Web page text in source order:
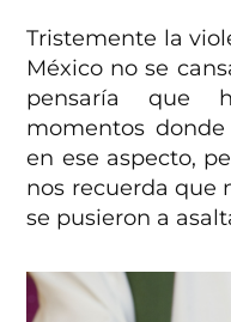
Tristemente la
México no se
pensaría que
momentos
en ese aspecto,
nos recuerda que
se pusieron a